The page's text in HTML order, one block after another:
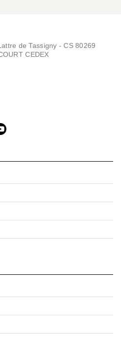
de Tassigny - CS 80269
CEDEX